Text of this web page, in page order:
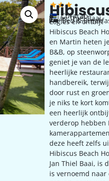
Curaçao
Jan Thiel Baai
Bed &
Logies en ontbijt
Hibiscus Beach
en Martin heten
B&B, op
geniet je van de
heerlijke
handbereik,
door rust en
je niks te kort
een heerlijk
verderop hebben
deze heeft zelfs
Hibiscus Beach
Jan Thiel Baai, is
is vernoemd